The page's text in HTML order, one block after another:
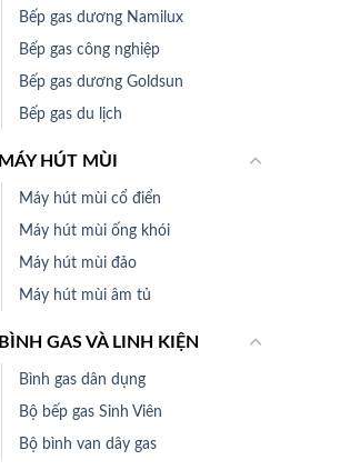
Bếp gas dương Namilux
Bếp gas công nghiệp
Bếp gas dương Goldsun
Bếp gas du lịch
MÁY HÚT MÙI
Máy hút mùi cổ điển
Máy hút mùi ống khói
Máy hút mùi đảo
Máy hút mùi âm tủ
BÌNH GAS VÀ LINH KIỆN
Bình gas dân dụng
Bộ bếp gas Sinh Viên
Bộ bình van dây gas